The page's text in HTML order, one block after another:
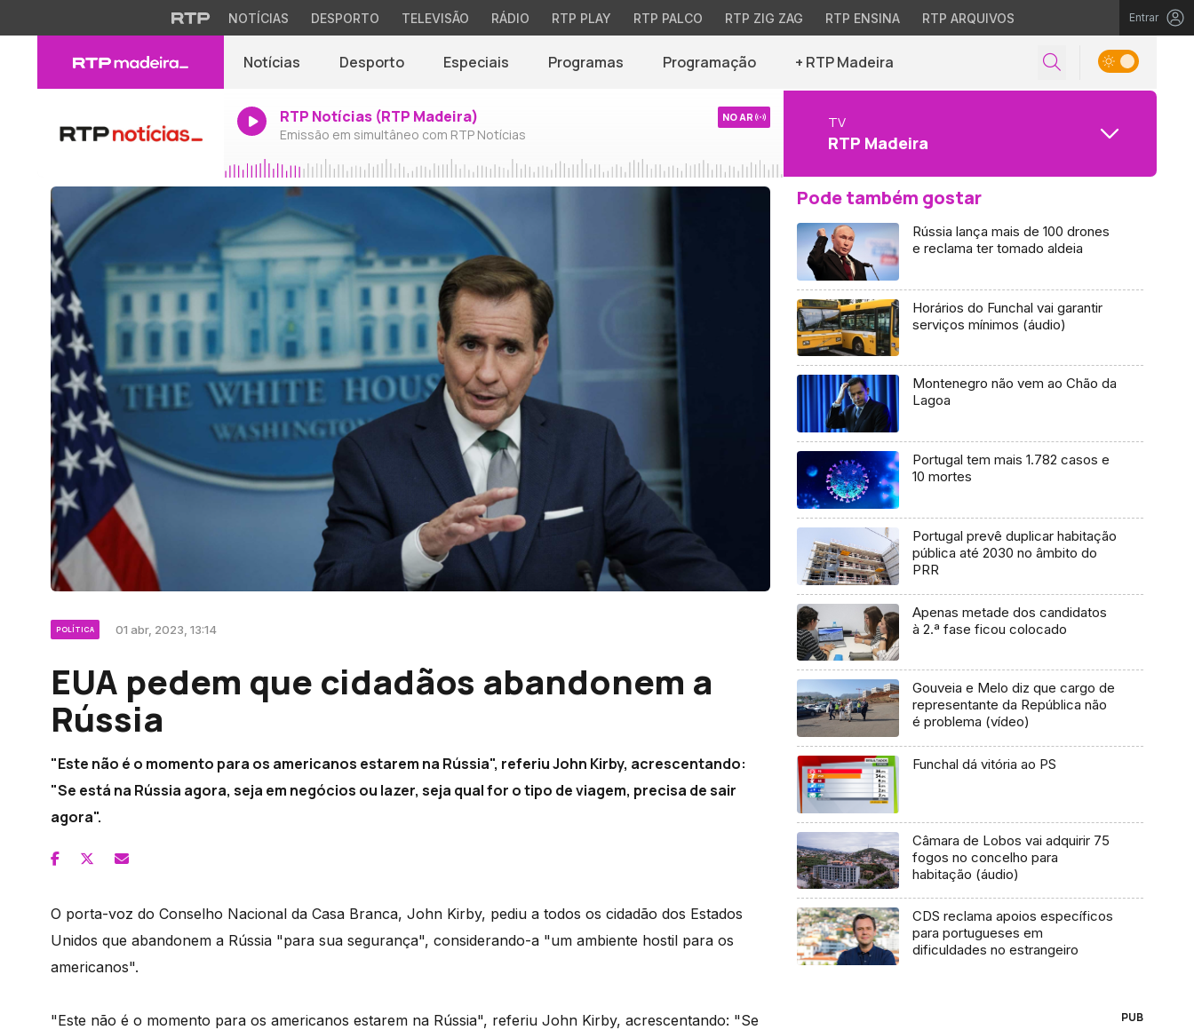
NOTÍCIAS DESPORTO TELEVISÃO RÁDIO RTP PLAY RTP PALCO RTP ZIG ZAG RTP ENSINA RTP ARQUIVOS Entrar
Notícias Desporto Especiais Programas Programação + RTP Madeira
RTP Notícias (RTP Madeira)
Emissão em simultâneo com RTP Notícias
NO AR TV
RTP Madeira
POLÍTICA 01 abr, 2023, 13:14
EUA pedem que cidadãos abandonem a
Rússia
"Este não é o momento para os americanos estarem na Rússia", referiu John Kirby, acrescentando:
"Se está na Rússia agora, seja em negócios ou lazer, seja qual for o tipo de viagem, precisa de sair
agora".
O porta-voz do Conselho Nacional da Casa Branca, John Kirby, pediu a todos os cidadão dos Estados
Unidos que abandonem a Rússia "para sua segurança", considerando-a "um ambiente hostil para os
americanos".
"Este não é o momento para os americanos estarem na Rússia", referiu John Kirby, acrescentando: "Se
Pode também gostar
Rússia lança mais de 100 drones
e reclama ter tomado aldeia
Horários do Funchal vai garantir
serviços mínimos (áudio)
Montenegro não vem ao Chão da
Lagoa
Portugal tem mais 1.782 casos e
10 mortes
Portugal prevê duplicar habitação
pública até 2030 no âmbito do
PRR
Apenas metade dos candidatos
à 2.ª fase ficou colocado
Gouveia e Melo diz que cargo de
representante da República não
é problema (vídeo)
Funchal dá vitória ao PS
Câmara de Lobos vai adquirir 75
fogos no concelho para
habitação (áudio)
CDS reclama apoios específicos
para portugueses em
dificuldades no estrangeiro
PUB